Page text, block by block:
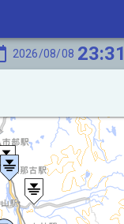
2026/08/08 23:31